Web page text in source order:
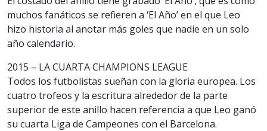
muchos fanáticos se refieren a ‘El Año’ en el que Leo
hizo historia al anotar más goles que nadie en un solo
año calendario.
2015 – LA CUARTA CHAMPIONS LEAGUE
Todos los futbolistas sueñan con la gloria europea. Los
cuatro trofeos y la escritura alrededor de la parte
superior de este anillo hacen referencia a que Leo ganó
su cuarta Liga de Campeones con el Barcelona.